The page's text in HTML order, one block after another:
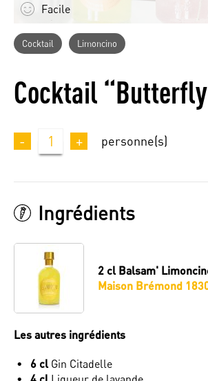
Facile
Cocktail Limoncino
Cocktail
- 1 + personne(s)
Ingrédients
2 clBalsam'
Maison Brémond
Les autres ingrédients
6 clGin Citadelle